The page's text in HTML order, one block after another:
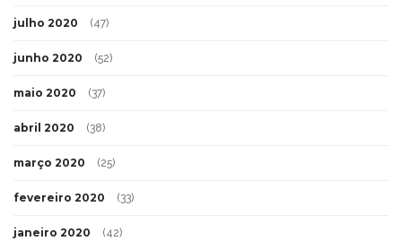
julho 2020 (47)
junho 2020 (52)
maio 2020 (37)
abril 2020 (38)
março 2020 (25)
fevereiro 2020 (33)
janeiro 2020 (42)